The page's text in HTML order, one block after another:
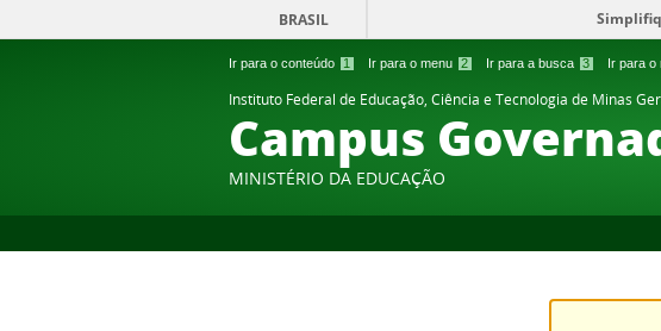
Ir para o conteúdo 1 Ir para o menu 2 Ir para a busca 3 Ir para o
BRASIL
Instituto Federal de Educação, Ciência e Tecnologia de Minas
Campus
MINISTÉRIO DA EDUCAÇÃO